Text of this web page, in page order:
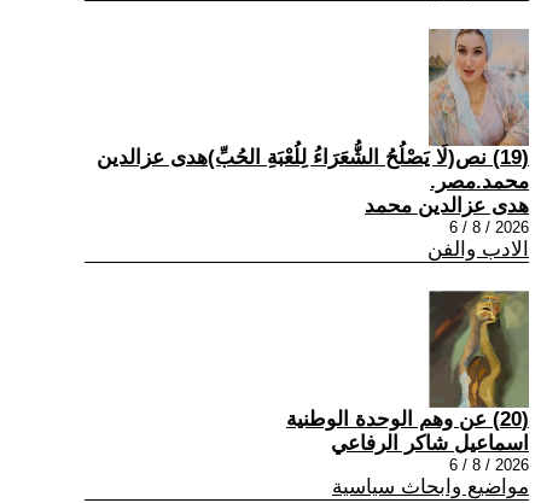
(19) نص(لَا يَصْلُحُ الشُّعَرَاءُ لِلُعْبَةِ الحُبِّ)هدى عزالدين
محمد.مصر.
هدى عزالدين محمد
2026 / 8 / 6
الادب والفن
(20) عن وهم الوحدة الوطنية
اسماعيل شاكر الرفاعي
2026 / 8 / 6
مواضيع وابحاث سياسية